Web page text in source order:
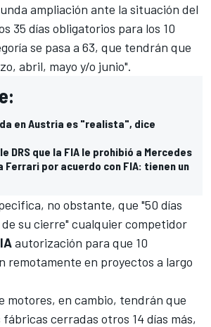
ampliación ante la situación del
35 días obligatorios para los 10
se pasa a 63, que tendrán que
abril, mayo y/o junio".
en Austria es "realista", dice
DRS que la FIA le prohibió a Mercedes
Ferrari por acuerdo con FIA: tienen un
no obstante, que "50 días
su cierre" cualquier competidor
autorización para que 10
remotamente en proyectos a largo
motores, en cambio, tendrán que
cerradas otros 14 días más,